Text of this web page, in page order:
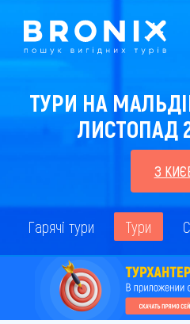
ТУРИ НА
ЛИСТОПАД
З
Гарячі тури Тури